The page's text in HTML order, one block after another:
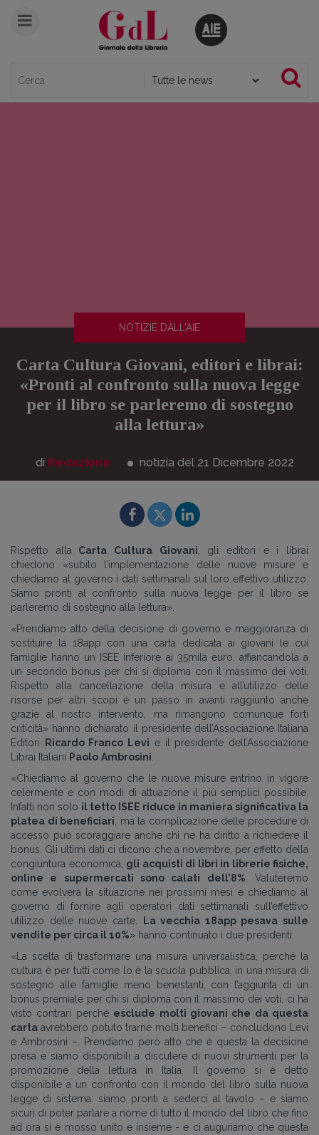
NOTIZIE DALL'AIE
Carta Cultura Giovani, editori e librai:
«Pronti al confronto sulla nuova legge
per il libro se parleremo di sostegno
alla lettura»
di Redazione notizia del 21 Dicembre 2022
Rispetto alla Carta Cultura Giovani , gli editori e i librai
chiedono «subito l’implementazione delle nuove misure e
chiediamo al governo i dati settimanali sul loro effettivo utilizzo.
Siamo pronti al confronto sulla nuova legge per il libro se
parleremo di sostegno alla lettura».
«Prendiamo atto della decisione di governo e maggioranza di
sostituire la 18app con una carta dedicata ai giovani le cui
famiglie hanno un ISEE inferiore ai 35mila euro, affiancandola a
un secondo bonus per chi si diploma con il massimo dei voti.
Rispetto alla cancellazione della misura e all’utilizzo delle
risorse per altri scopi è un passo in avanti raggiunto anche
grazie al nostro intervento, ma rimangono comunque forti
criticità» hanno dichiarato il presidente dell’Associazione Italiana
Editori
Ricardo Franco Levi e il presidente dell’Associazione
Librai Italiani Paolo Ambrosini
«Chiediamo al governo che le nuove misure entrino in vigore
celermente e con modi di attuazione il più semplici possibile.
Infatti non solo il tetto ISEE riduce in maniera significativa la
platea di beneficiari , ma la complicazione delle procedure di
accesso può scoraggiare anche chi ne ha diritto a richiedere il
bonus. Gli ultimi dati ci dicono che a novembre, per effetto della
congiuntura economica, gli acquisti di libri in librerie fisiche,
online e supermercati sono calati dell’8% . Valuteremo
come evolverà la situazione nei prossimi mesi e chiediamo al
governo di fornire agli operatori dati settimanali sull’effettivo
utilizzo delle nuove carte.
La vecchia 18app pesava sulle
vendite per circa il 10%» hanno continuato i due presidenti.
« La scelta di trasformare una misura universalistica, perché la
cultura è per tutti come lo è la scuola pubblica, in una misura di
sostegno alle famiglie meno benestanti, con l’aggiunta di un
bonus premiale per chi si diploma con il massimo dei voti, ci ha
visto contrari perché esclude molti giovani che da questa
carta avrebbero potuto trarne molti benefici – concludono Levi
e Ambrosini –. Prendiamo però atto che è questa la decisione
presa e siamo disponibili a discutere di nuovi strumenti per la
promozione della lettura in Italia. Il governo si è detto
disponibile a un confronto con il mondo del libro sulla nuova
legge di sistema: siamo pronti a sederci al tavolo – e siamo
sicuri di poter parlare a nome di tutto il mondo del libro che fino
ad ora si è mosso unito e insieme - e ci auguriamo che questa